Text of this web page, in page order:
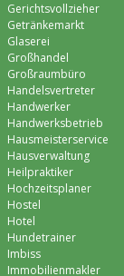
Gerichtsvollzieher
Getränkemarkt
Glaserei
Großhandel
Großraumbüro
Handelsvertreter
Handwerker
Handwerksbetrieb
Hausmeisterservice
Hausverwaltung
Heilpraktiker
Hochzeitsplaner
Hostel
Hotel
Hundetrainer
Imbiss
Immobilienmakler